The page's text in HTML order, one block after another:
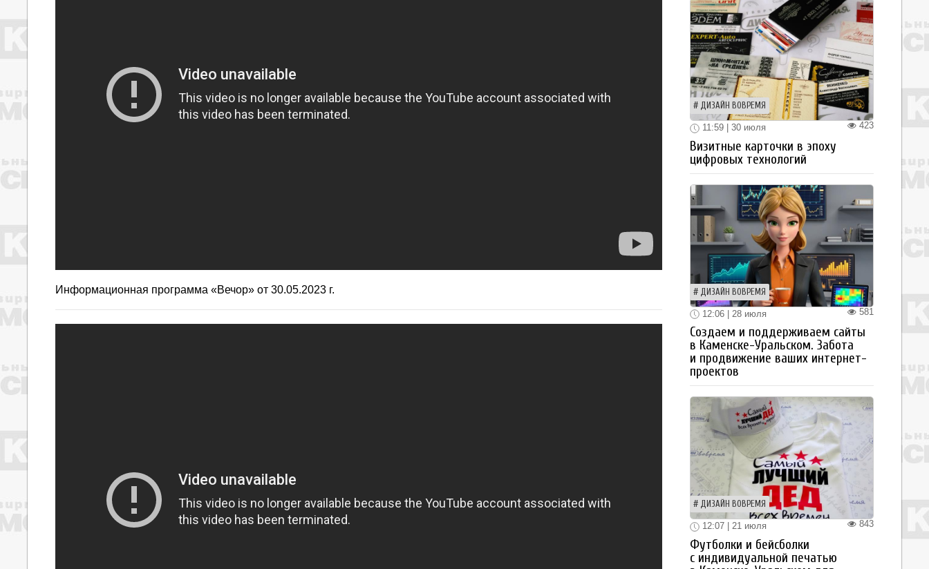
Информационная программа «Вечор» от 30.05.2023 г.
ДИЗАЙН ВОВРЕМЯ
423
11:59 | 30 июля
Визитные карточки в эпоху
цифровых технологий
ДИЗАЙН ВОВРЕМЯ
581
12:06 | 28 июля
Создаем и поддерживаем сайты
в Каменске-Уральском. Забота
и продвижение ваших интернет-
проектов
ДИЗАЙН ВОВРЕМЯ
843
12:07 | 21 июля
Футболки и бейсболки
с индивидуальной печатью